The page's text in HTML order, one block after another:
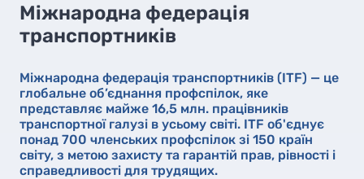
Міжнародна федерація
транспортників
Міжнародна федерація транспортників (ITF) — це
глобальне об’єднання профспілок, яке
представляє майже 16,5 млн. працівників
транспортної галузі в усьому світі. ITF об'єднує
понад 700 членських профспілок зі 150 країн
світу, з метою захисту та гарантій прав, рівності і
справедливості для трудящих.